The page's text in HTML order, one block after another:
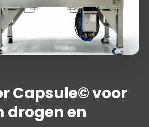
Capsule© voor
drogen en